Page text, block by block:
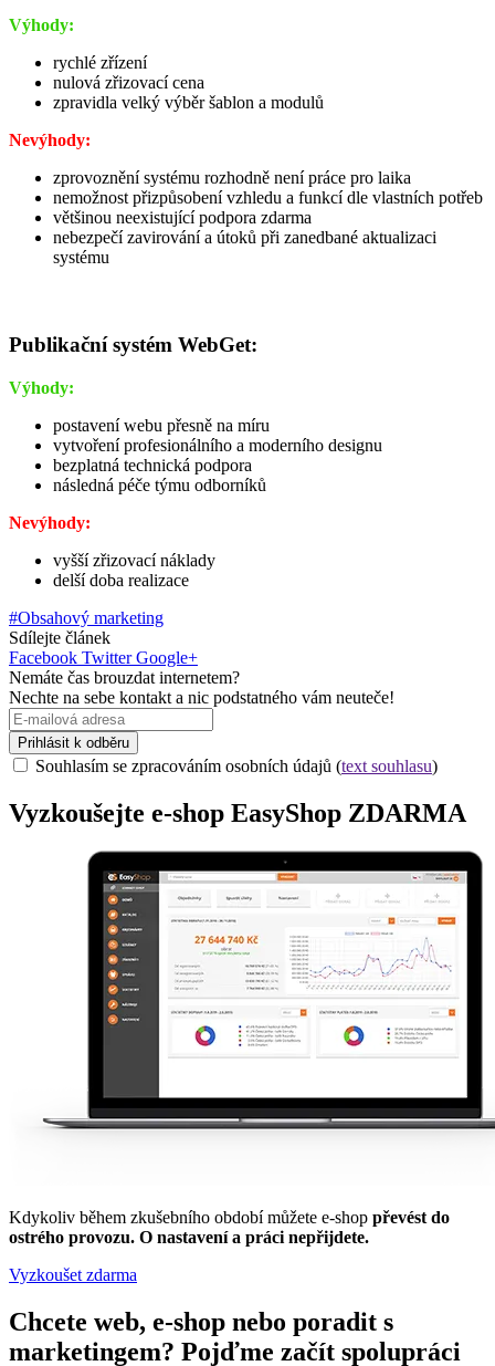
Výhody:
rychlé zřízení
nulová zřizovací cena
zpravidla velký výběr šablon a modulů
Nevýhody:
zprovoznění systému rozhodně není práce pro laika
nemožnost přizpůsobení vzhledu a funkcí dle vlastních potřeb
většinou neexistující podpora zdarma
nebezpečí zavirování a útoků při zanedbané aktualizaci
systému
Publikační systém WebGet:
Výhody:
postavení webu přesně na míru
vytvoření profesionálního a moderního designu
bezplatná technická podpora
následná péče týmu odborníků
Nevýhody:
vyšší zřizovací náklady
delší doba realizace
#Obsahový marketing
Sdílejte článek
Facebook Twitter Google+
Nemáte čas brouzdat internetem?
Nechte na sebe kontakt a nic podstatného vám neuteče!
Prihlásit k odběru
Souhlasím se zpracováním osobních údajů (text souhlasu)
Vyzkoušejte e-shop EasyShop ZDARMA
Kdykoliv během zkušebního období můžete e-shop převést do
ostrého provozu. O nastavení a práci nepřijdete.
Vyzkoušet zdarma
Chcete web, e-shop nebo poradit s
marketingem? Pojďme začít spolupráci